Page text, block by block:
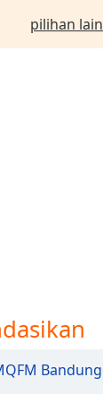
pilihan lain
Bandung